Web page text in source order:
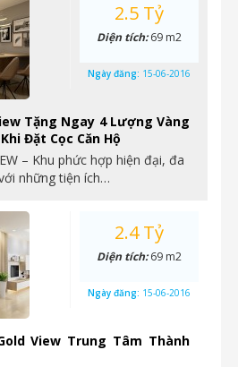
Tặng Ngay 4 Lượng Vàng
Đặt Cọc Căn Hộ
– Khu phức hợp hiện đại, đa
những tiện ích…
2.5 Tỷ
Diện tích:69 m2
Ngày đăng: 15-06-2016
View Trung Tâm Thành
2.4 Tỷ
Diện tích:69 m2
Ngày đăng: 15-06-2016